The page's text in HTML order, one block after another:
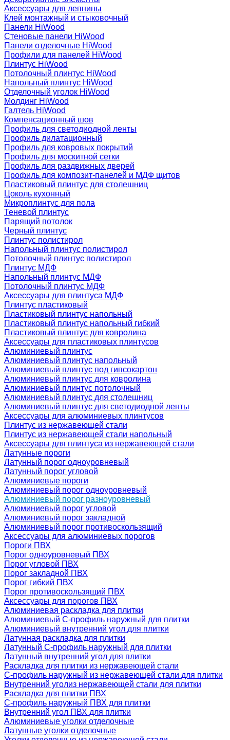
Аксессуары для лепнины
Клей монтажный и стыковочный
Панели HiWood
Стеновые панели HiWood
Панели отделочные HiWood
Профили для панелей HiWood
Плинтус HiWood
Потолочный плинтус HiWood
Напольный плинтус HiWood
Отделочный уголок HiWood
Молдинг HiWood
Галтель HiWood
Компенсационный шов
Профиль для светодиодной ленты
Профиль дилатационный
Профиль для ковровых покрытий
Профиль для москитной сетки
Профиль для раздвижных дверей
Профиль для композит-панелей и МДФ щитов
Пластиковый плинтус для столешниц
Цоколь кухонный
Микроплинтус для пола
Теневой плинтус
Парящий потолок
Черный плинтус
Плинтус полистирол
Напольный плинтус полистирол
Потолочный плинтус полистирол
Плинтус МДФ
Напольный плинтус МДФ
Потолочный плинтус МДФ
Аксессуары для плинтуса МДФ
Плинтус пластиковый
Пластиковый плинтус напольный
Пластиковый плинтус напольный гибкий
Пластиковый плинтус для ковролина
Аксессуары для пластиковых плинтусов
Алюминиевый плинтус
Алюминиевый плинтус напольный
Алюминиевый плинтус под гипсокартон
Алюминиевый плинтус для ковролина
Алюминиевый плинтус потолочный
Алюминиевый плинтус для столешниц
Алюминиевый плинтус для светодиодной ленты
Аксессуары для алюминиевых плинтусов
Плинтус из нержавеющей стали
Плинтус из нержавеющей стали напольный
Аксессуары для плинтуса из нержавеющей стали
Латунные пороги
Латунный порог одноуровневый
Латунный порог угловой
Алюминиевые пороги
Алюминиевый порог одноуровневый
Алюминиевый порог разноуровневый
Алюминиевый порог угловой
Алюминиевый порог закладной
Алюминиевый порог противоскользящий
Аксессуары для алюминиевых порогов
Пороги ПВХ
Порог одноуровневый ПВХ
Порог угловой ПВХ
Порог закладной ПВХ
Порог гибкий ПВХ
Порог противоскользящий ПВХ
Аксессуары для порогов ПВХ
Алюминиевая раскладка для плитки
Алюминиевый С-профиль наружный для плитки
Алюминиевый внутренний угол для плитки
Латунная раскладка для плитки
Латунный С-профиль наружный для плитки
Латунный внутренний угол для плитки
Раскладка для плитки из нержавеющей стали
С-профиль наружный из нержавеющей стали для плитки
Внутренний уголиз нержавеющей стали для плитки
Раскладка для плитки ПВХ
С-профиль наружный ПВХ для плитки
Внутренний угол ПВХ для плитки
Алюминиевые уголки отделочные
Латунные уголки отделочные